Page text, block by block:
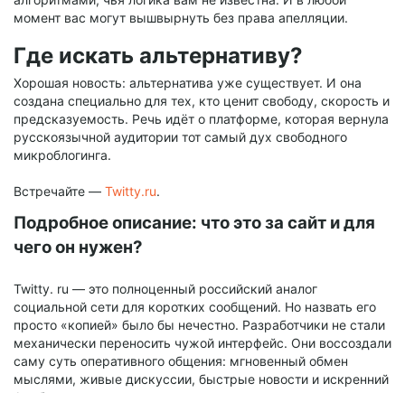
момент вас могут вышвырнуть без права апелляции.
Где искать альтернативу?
Хорошая новость: альтернатива уже существует. И она
создана специально для тех, кто ценит свободу, скорость и
предсказуемость. Речь идёт о платформе, которая вернула
русскоязычной аудитории тот самый дух свободного
микроблогинга.
Встречайте — Twitty.ru.
Подробное описание: что это за сайт и для
чего он нужен?
Twitty. ru — это полноценный российский аналог
социальной сети для коротких сообщений. Но назвать его
просто «копией» было бы нечестно. Разработчики не стали
механически переносить чужой интерфейс. Они воссоздали
саму суть оперативного общения: мгновенный обмен
мыслями, живые дискуссии, быстрые новости и искренний